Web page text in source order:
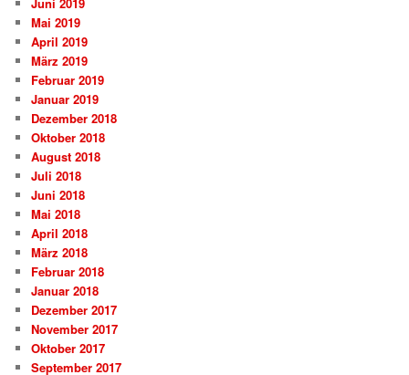
Mai 2019
April 2019
März 2019
Februar 2019
Januar 2019
Dezember 2018
Oktober 2018
August 2018
Juli 2018
Juni 2018
Mai 2018
April 2018
März 2018
Februar 2018
Januar 2018
Dezember 2017
November 2017
Oktober 2017
September 2017